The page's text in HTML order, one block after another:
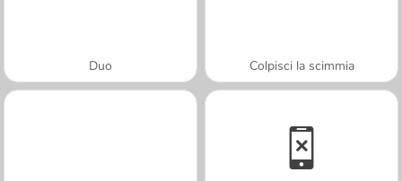
Duo Colpisci la scimmia